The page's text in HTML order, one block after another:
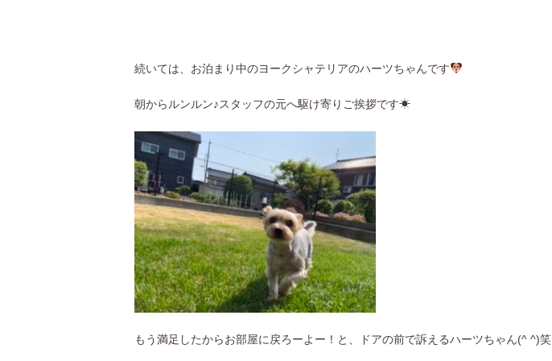
続いては、お泊まり中のヨークシャテリアのハーツちゃんです
朝からルンルン♪スタッフの元へ駆け寄りご挨拶です☀︎
もう満足したからお部屋に戻ろーよー！と、ドアの前で訴えるハーツちゃん(^ ^)笑